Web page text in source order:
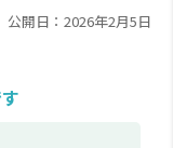
公開日：2026年2月5日